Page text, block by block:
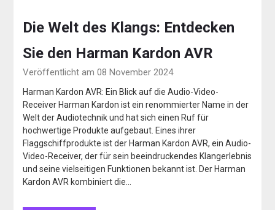
Die Welt des Klangs: Entdecken
Sie den Harman Kardon AVR
Veröffentlicht am 08 November 2024
Harman Kardon AVR: Ein Blick auf die Audio-Video-
Receiver Harman Kardon ist ein renommierter Name in der
Welt der Audiotechnik und hat sich einen Ruf für
hochwertige Produkte aufgebaut. Eines ihrer
Flaggschiffprodukte ist der Harman Kardon AVR, ein Audio-
Video-Receiver, der für sein beeindruckendes Klangerlebnis
und seine vielseitigen Funktionen bekannt ist. Der Harman
Kardon AVR kombiniert die…